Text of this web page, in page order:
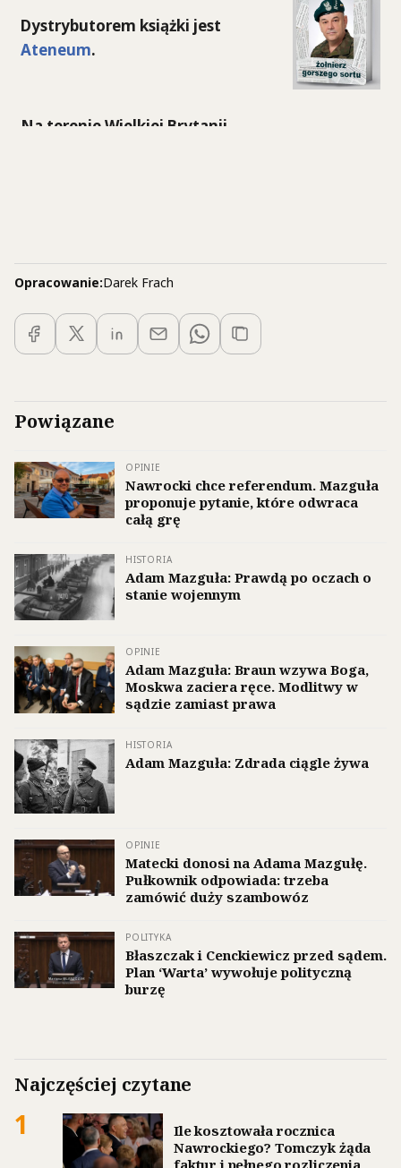
Dystrybutorem książki jest
Ateneum.
Na terenie Wielkiej Brytanii
Opracowanie:Darek Frach
Powiązane
OPINIE
Nawrocki chce referendum. Mazguła
proponuje pytanie, które odwraca
całą grę
HISTORIA
Adam Mazguła: Prawdą po oczach o
stanie wojennym
OPINIE
Adam Mazguła: Braun wzywa Boga,
Moskwa zaciera ręce. Modlitwy w
sądzie zamiast prawa
HISTORIA
Adam Mazguła: Zdrada ciągle żywa
OPINIE
Matecki donosi na Adama Mazgułę.
Pułkownik odpowiada: trzeba
zamówić duży szambowóz
POLITYKA
Błaszczak i Cenckiewicz przed sądem.
Plan ‘Warta’ wywołuje polityczną
burzę
Najczęściej czytane
1
Ile kosztowała rocznica
Nawrockiego? Tomczyk żąda
faktur i pełnego rozliczenia